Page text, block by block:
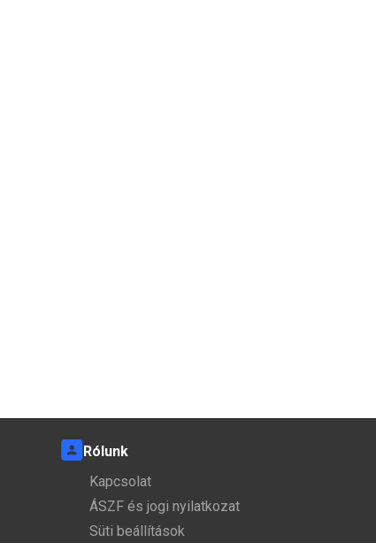
Rólunk
Kapcsolat
ÁSZF és jogi nyilatkozat
Süti beállítások